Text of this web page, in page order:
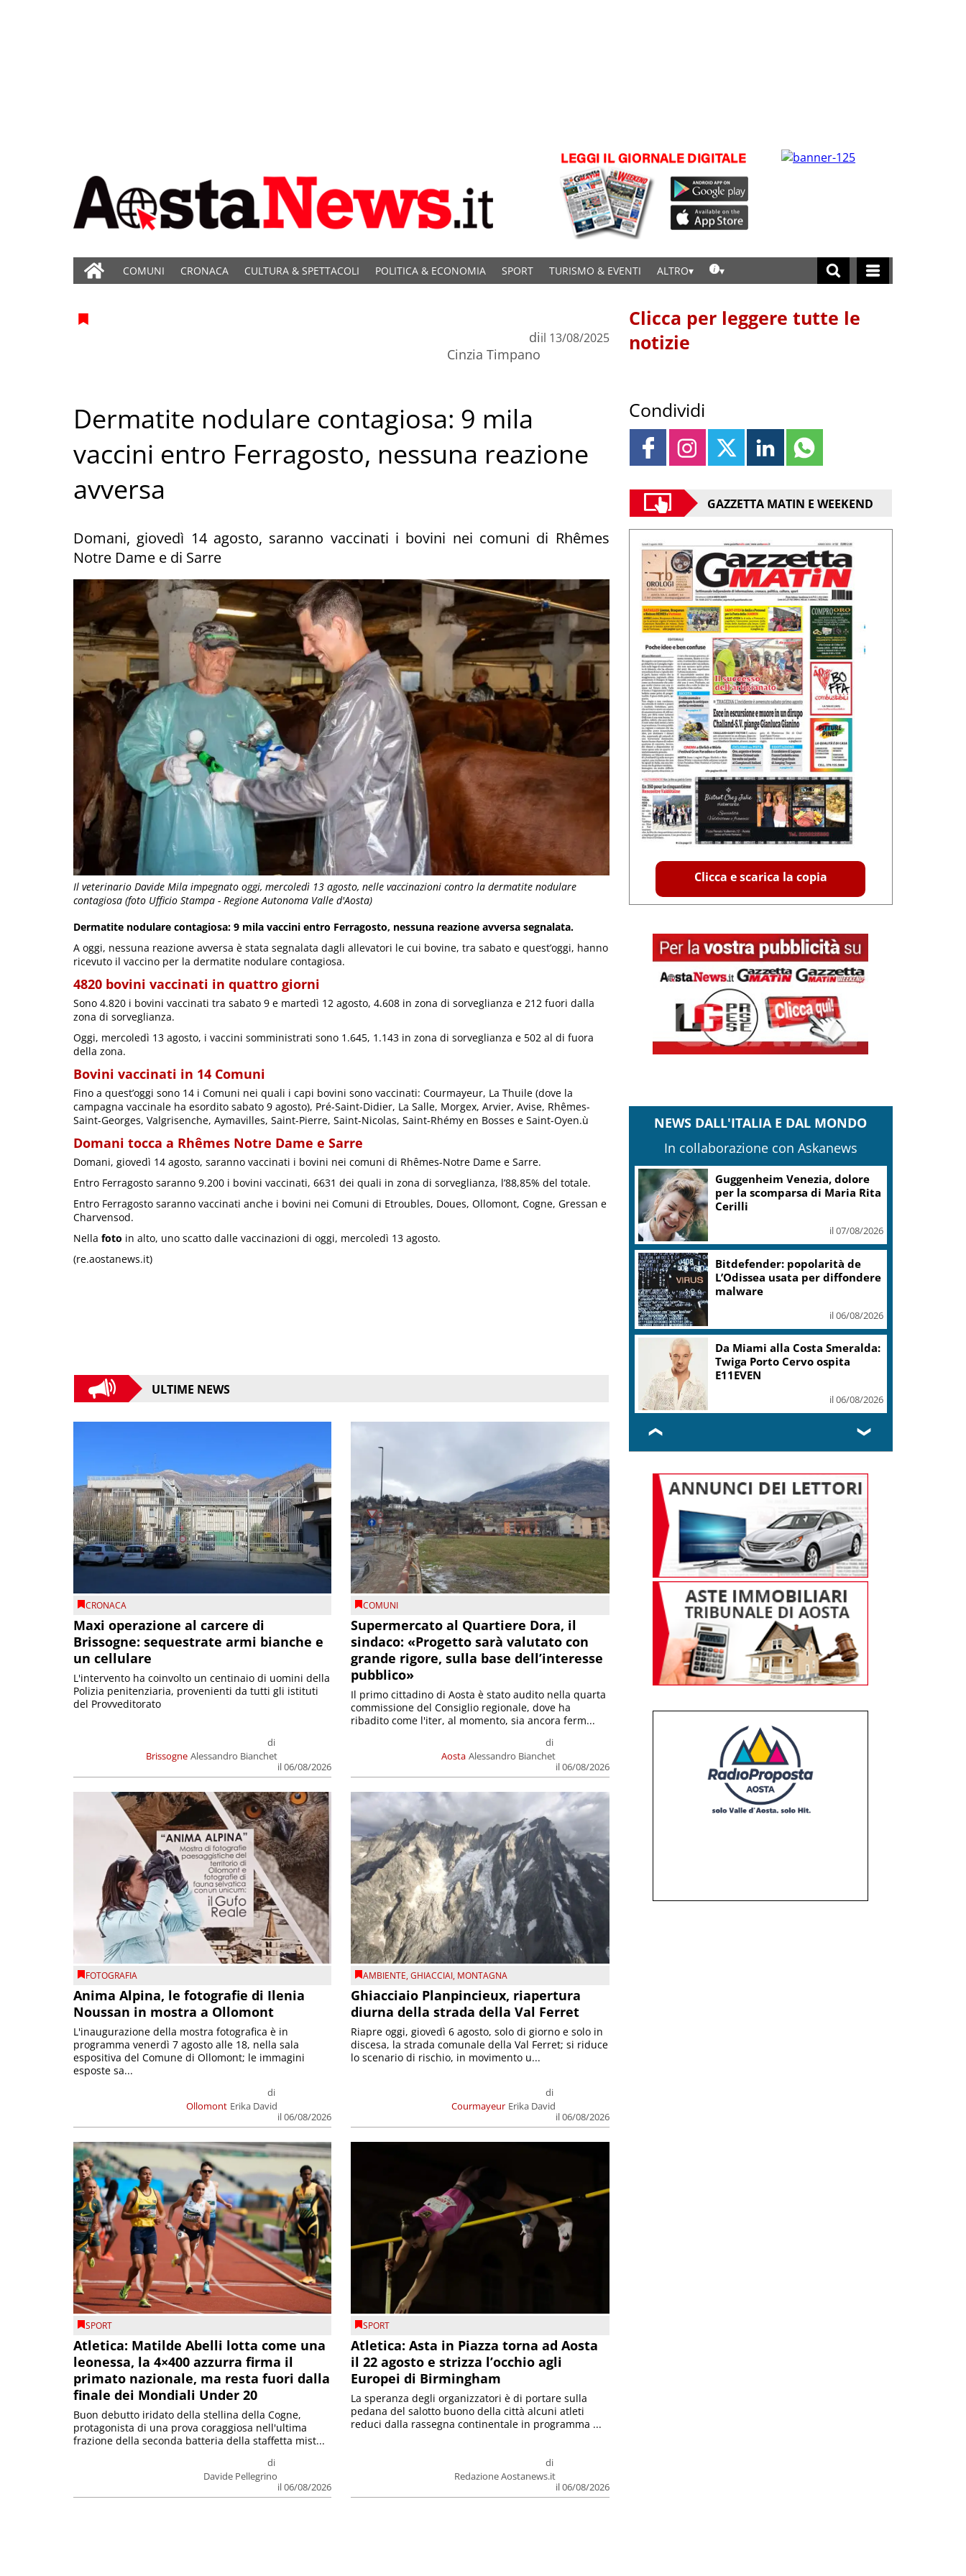
COMUNI CRONACA CULTURA & SPETTACOLI POLITICA & ECONOMIA SPORT TURISMO & EVENTI ALTRO
Il veterinario Davide Mila impegnato oggi, mercoledì 13 agosto, nelle vaccinazioni contro la dermatite nodulare
contagiosa (foto Ufficio Stampa - Regione Autonoma Valle d'Aosta)
di
Cinzia Timpano
il 13/08/2025
Dermatite nodulare contagiosa: 9 mila
vaccini entro Ferragosto, nessuna reazione
avversa
Domani, giovedì 14 agosto, saranno vaccinati i bovini nei comuni di Rhêmes
Notre Dame e di Sarre
Dermatite nodulare contagiosa: 9 mila vaccini entro Ferragosto, nessuna reazione avversa segnalata.
A oggi, nessuna reazione avversa è stata segnalata dagli allevatori le cui bovine, tra sabato e quest’oggi, hanno
ricevuto il vaccino per la dermatite nodulare contagiosa.
4820 bovini vaccinati in quattro giorni
Sono 4.820 i bovini vaccinati tra sabato 9 e martedì 12 agosto, 4.608 in zona di sorveglianza e 212 fuori dalla
zona di sorveglianza.
Oggi, mercoledì 13 agosto, i vaccini somministrati sono 1.645, 1.143 in zona di sorveglianza e 502 al di fuora
della zona.
Bovini vaccinati in 14 Comuni
Fino a quest’oggi sono 14 i Comuni nei quali i capi bovini sono vaccinati: Courmayeur, La Thuile (dove la
campagna vaccinale ha esordito sabato 9 agosto), Pré-Saint-Didier, La Salle, Morgex, Arvier, Avise, Rhêmes-
Saint-Georges, Valgrisenche, Aymavilles, Saint-Pierre, Saint-Nicolas, Saint-Rhémy en Bosses e Saint-Oyen.ù
Domani tocca a Rhêmes Notre Dame e Sarre
Domani, giovedì 14 agosto, saranno vaccinati i bovini nei comuni di Rhêmes-Notre Dame e Sarre.
Entro Ferragosto saranno 9.200 i bovini vaccinati, 6631 dei quali in zona di sorveglianza, l’88,85% del totale.
Entro Ferragosto saranno vaccinati anche i bovini nei Comuni di Etroubles, Doues, Ollomont, Cogne, Gressan e
Charvensod.
Nella foto in alto, uno scatto dalle vaccinazioni di oggi, mercoledì 13 agosto.
(re.aostanews.it)
ULTIME NEWS
CRONACA
Maxi operazione al carcere di
Brissogne: sequestrate armi bianche e
un cellulare
Brissogne
di
Alessandro Bianchet
il 06/08/2026
L'intervento ha coinvolto un centinaio di uomini della
Polizia penitenziaria, provenienti da tutti gli istituti
del Provveditorato
COMUNI
Supermercato al Quartiere Dora, il
sindaco: «Progetto sarà valutato con
grande rigore, sulla base dell’interesse
pubblico»
Aosta
di
Alessandro Bianchet
il 06/08/2026
Il primo cittadino di Aosta è stato audito nella quarta
commissione del Consiglio regionale, dove ha
ribadito come l'iter, al momento, sia ancora ferm...
FOTOGRAFIA
Anima Alpina, le fotografie di Ilenia
Noussan in mostra a Ollomont
Ollomont
di
Erika David
il 06/08/2026
L'inaugurazione della mostra fotografica è in
programma venerdì 7 agosto alle 18, nella sala
espositiva del Comune di Ollomont; le immagini
esposte sa...
AMBIENTE,GHIACCIAI, MONTAGNA
Ghiacciaio Planpincieux, riapertura
diurna della strada della Val Ferret
Courmayeur
di
Erika David
il 06/08/2026
Riapre oggi, giovedì 6 agosto, solo di giorno e solo in
discesa, la strada comunale della Val Ferret; si riduce
lo scenario di rischio, in movimento u...
SPORT
Atletica: Matilde Abelli lotta come una
leonessa, la 4×400 azzurra firma il
primato nazionale, ma resta fuori dalla
finale dei Mondiali Under 20
di
Davide Pellegrino
il 06/08/2026
Buon debutto iridato della stellina della Cogne,
protagonista di una prova coraggiosa nell'ultima
frazione della seconda batteria della staffetta mist...
SPORT
Atletica: Asta in Piazza torna ad Aosta
il 22 agosto e strizza l’occhio agli
Europei di Birmingham
di
Redazione Aostanews.it
il 06/08/2026
La speranza degli organizzatori è di portare sulla
pedana del salotto buono della città alcuni atleti
reduci dalla rassegna continentale in programma ...
Clicca per leggere tutte le
notizie
Condividi
GAZZETTA MATIN E WEEKEND
Clicca e scarica la copia
NEWS DALL'ITALIA E DAL MONDO
In collaborazione con Askanews
Covid, ‘Conte-day’ in
commissione: “non sono un
eroe ma un uomo corretto,
il 06/08/2026
Guccini, Meloni: l’ho amato e
mi ha formato, continuerò a
il 06/08/2026
Sogin: in 2025 utile balza oltre
2,5 mln, decommissioning al
il 06/08/2026